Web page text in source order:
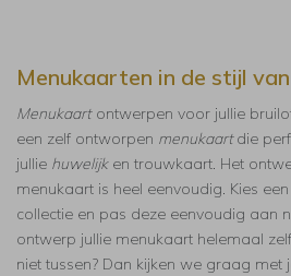
Menukaarten in de stijl
Menukaartontwerpen voor jullie
een zelf ontworpen menukaartdie
jullie huwelijken trouwkaart. Het
menukaart is heel eenvoudig. Kies
collectie en pas deze eenvoudig aan
ontwerp jullie menukaart helemaal
niet tussen? Dan kijken we graag met